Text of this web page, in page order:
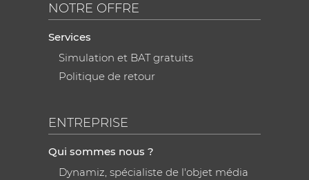
NOTRE OFFRE
Services
Simulation et BAT gratuits
Politique de retour
ENTREPRISE
Qui sommes nous ?
Dynamiz, spécialiste de l'objet média